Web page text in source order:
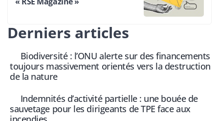
Derniers articles
Biodiversité : l’ONU alerte sur des financements
toujours massivement orientés vers la destruction
de la nature
Indemnités d’activité partielle : une bouée de
sauvetage pour les dirigeants de TPE face aux